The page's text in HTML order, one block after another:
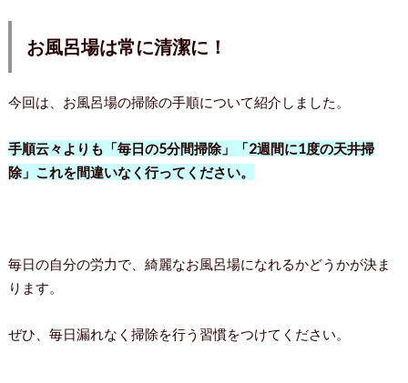
お風呂場は常に清潔に！
今回は、お風呂場の掃除の手順について紹介しました。
手順云々よりも「毎日の5分間掃除」「2週間に1度の天井掃
除」これを間違いなく行ってください。
毎日の自分の労力で、綺麗なお風呂場になれるかどうかが決ま
ります。
ぜひ、毎日漏れなく掃除を行う習慣をつけてください。